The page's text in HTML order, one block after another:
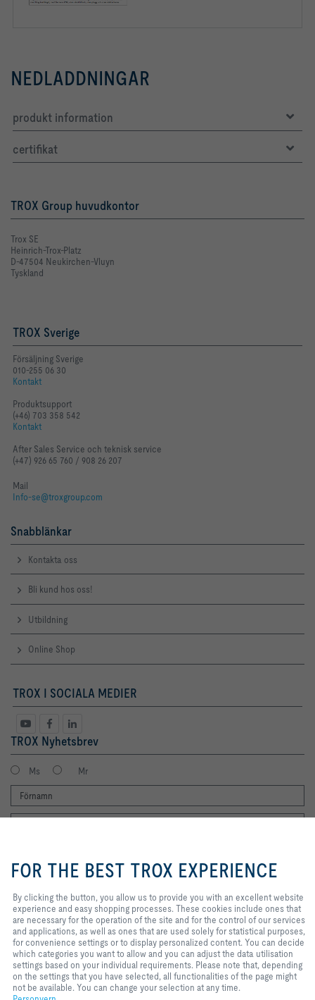
NEDLADDNINGAR
produkt information
certifikat
TROX Group huvudkontor
Trox SE
Heinrich-Trox-Platz
D-47504 Neukirchen-Vluyn
Tyskland
TROX Sverige
Försäljning Sverige
010-255 06 30
Kontakt
Produktsupport
(+46) 703 358 542
Kontakt
After Sales Service och teknisk service
(+47) 926 65 760 / 908 26 207
Mail
Info-se@troxgroup.com
Snabblänkar
Kontakta oss
Bli kund hos oss!
Utbildning
Online Shop
TROX I SOCIALA MEDIER
TROX Nyhetsbrev
Ms Mr
Jag vill gärna få TROX nyhetsbrev. Jag har läst integritetspolicyn. Du kan
naturligtvis när som helst avregistrera dig från nyhetsbrevet. Du hittar en
länk för att avsluta prenumerationen i slutet av varje nyhetsbrev.
Registrera dig nu
Hem Kontakter Imprint Leverans- och betalningsvillkor
to provide you with an excellent
website experience and easy
cookies include ones that are
necessary for the operation of the
site and for the control of our
services and applications, as well
as ones that are used solely for
statistical purposes, for
convenience settings or to display
personalized content. You can
decide which categories you want
FOR THE BEST TROX EXPERIENCE
By clicking the button, you allow us to provide you with an excellent website
experience and easy shopping processes. These cookies include ones that
are necessary for the operation of the site and for the control of our services
and applications, as well as ones that are used solely for statistical purposes,
for convenience settings or to display personalized content. You can decide
which categories you want to allow and you can adjust the data utilisation
settings based on your individual requirements. Please note that, depending
on the settings that you have selected, all functionalities of the page might
not be available. You can change your selection at any time.